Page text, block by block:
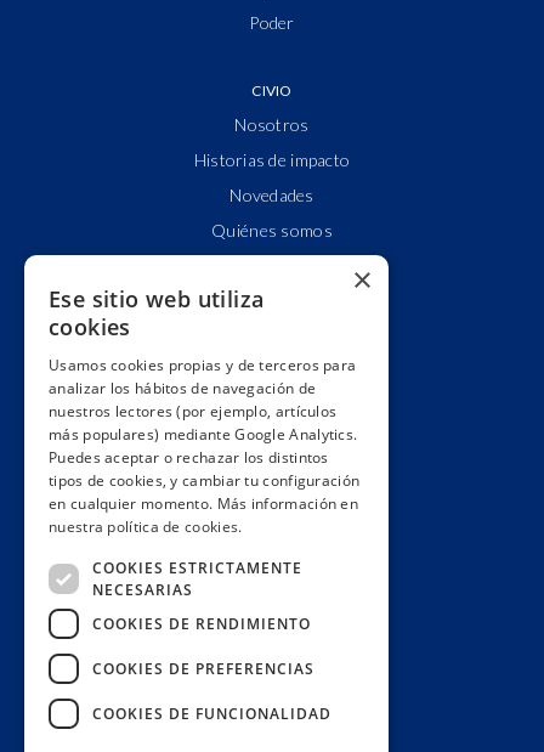
Poder
CIVIO
Nosotros
Historias de impacto
Novedades
Quiénes somos
Alianzas y redes
Impacto
Premios
Formación
Código ético
Re-publica
Muro de donantes
Únete aquí
×
Ese sitio web utiliza
cookies
Usamos cookies propias y de terceros para
analizar los hábitos de navegación de
nuestros lectores (por ejemplo, artículos
más populares) mediante Google Analytics.
Puedes aceptar o rechazar los distintos
tipos de cookies, y cambiar tu configuración
en cualquier momento. Más información en
nuestra política de cookies.
COOKIES ESTRICTAMENTE
NECESARIAS
COOKIES DE RENDIMIENTO
COOKIES DE PREFERENCIAS
COOKIES DE FUNCIONALIDAD